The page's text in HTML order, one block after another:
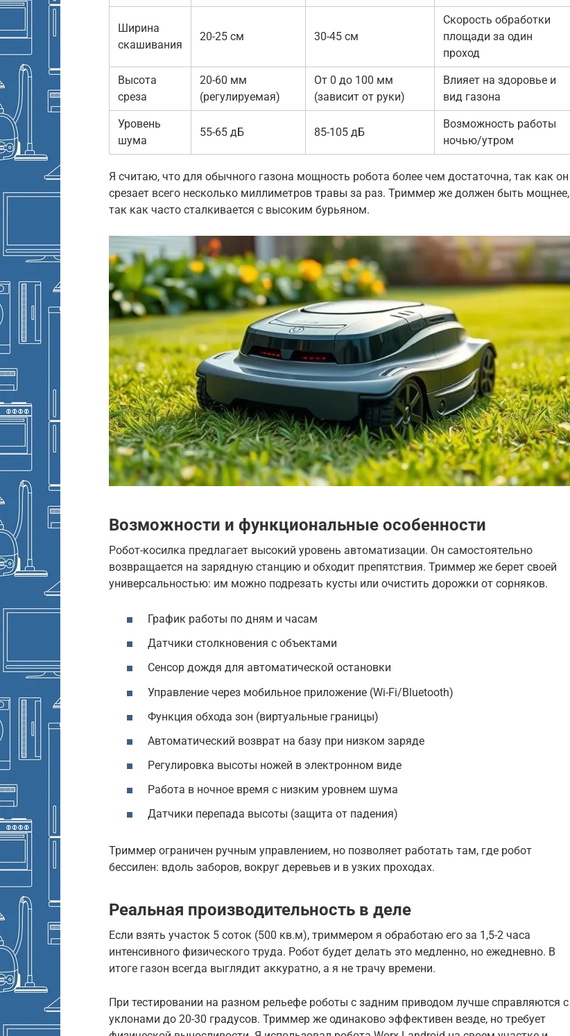
Ширина
скашивания
20-25 см 30-45 см
Скорость обработки
площади за один
проход
Высота
среза
20-60 мм
(регулируемая)
От 0 до 100 мм
(зависит от руки)
Влияет на здоровье и
вид газона
Уровень
шума
55-65 дБ 85-105 дБ
Возможность работы
ночью/утром
Я считаю, что для обычного газона мощность робота более чем достаточна, так как он
срезает всего несколько миллиметров травы за раз. Триммер же должен быть мощнее,
так как часто сталкивается с высоким бурьяном.
Возможности и функциональные особенности
Робот-косилка предлагает высокий уровень автоматизации. Он самостоятельно
возвращается на зарядную станцию и обходит препятствия. Триммер же берет своей
универсальностью: им можно подрезать кусты или очистить дорожки от сорняков.
График работы по дням и часам
Датчики столкновения с объектами
Сенсор дождя для автоматической остановки
Управление через мобильное приложение (Wi-Fi/Bluetooth)
Функция обхода зон (виртуальные границы)
Автоматический возврат на базу при низком заряде
Регулировка высоты ножей в электронном виде
Работа в ночное время с низким уровнем шума
Датчики перепада высоты (защита от падения)
Триммер ограничен ручным управлением, но позволяет работать там, где робот
бессилен: вдоль заборов, вокруг деревьев и в узких проходах.
Реальная производительность в деле
Если взять участок 5 соток (500 кв.м), триммером я обработаю его за 1,5-2 часа
интенсивного физического труда. Робот будет делать это медленно, но ежедневно. В
итоге газон всегда выглядит аккуратно, а я не трачу времени.
При тестировании на разном рельефе роботы с задним приводом лучше справляются с
уклонами до 20-30 градусов. Триммер же одинаково эффективен везде, но требует